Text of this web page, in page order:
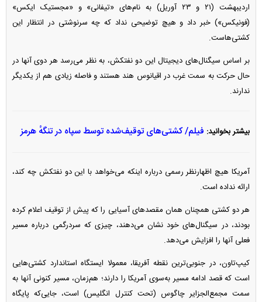
اردیبهشت (۲۱ و ۲۳ آوریل) به نام‌های «تیفانی» و «مجستیک ایکس»
(فونیکس») خبر داد و هیچ توضیحی نداد که چه سرنوشتی در انتظار این
کشتی‌هاست.
بر اساس سیگنال‌های دیجیتال این دو نفتکش، به نظر می‌رسد هر دوی آنها در
حال حرکت به سمت غرب در اقیانوس هند هستند و فاصله زیادی هم از یکدیگر
ندارند.
بیشتر بخوانید: فیلم/ کشتی‌های توقیف‌شده توسط سپاه در تنگهٔ هرمز
آمریکا هیچ اظهارنظر رسمی درباره اینکه می‌خواهد با این دو نفتکش چه کند،
ارائه نداده است.
هر دو کشتی همچنان همان مقصد‌های آسیایی را که پیش از توقیف اعلام کرده
بودند، در سیگنال‌های خود نشان می‌دهند، چیزی که سردرگمی درباره مسیر
فعلی آنها را افزایش می‌دهد.
کیپ‌تاون، در جنوبی‌ترین نقطه آفریقا، معمولا ایستگاه استاندارد کشتی‌هایی
است که قصد ادامه مسیر به‌سوی آمریکا را دارند؛ هم‌زمان، مسیر کنونی آنها به
سمت مجمع‌الجزایر چاگوس (تحت کنترل انگلیس) است، جایی‌که پایگاه